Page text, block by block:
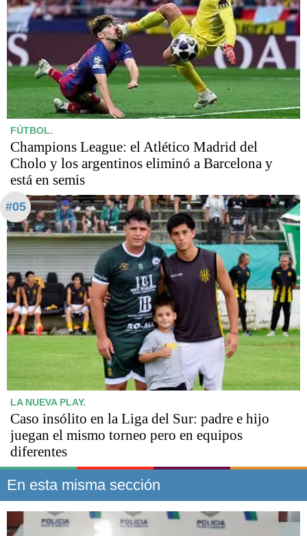
FÚTBOL.
Champions League: el Atlético Madrid del
Cholo y los argentinos eliminó a Barcelona y
está en semis
#05
LA NUEVA PLAY.
Caso insólito en la Liga del Sur: padre e hijo
juegan el mismo torneo pero en equipos
diferentes
En esta misma sección